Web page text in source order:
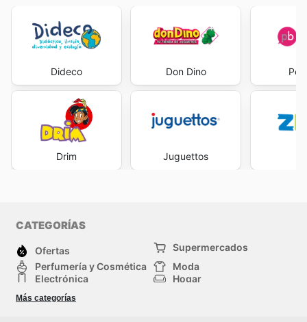
Dideco
Drim
Don Dino
Juguettos
CATEGORÍAS
Ofertas
Supermercados
Perfumería y Cosmética
Moda
Electrónica
Hogar
Deporte
Juguetes y bebés
Más categorías